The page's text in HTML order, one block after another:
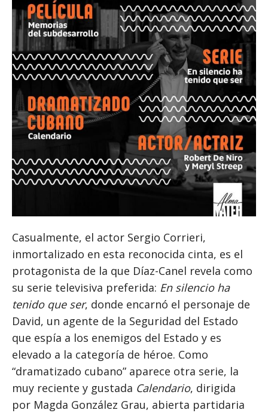
Casualmente, el actor Sergio Corrieri,
inmortalizado en esta reconocida cinta, es el
protagonista de la que Díaz-Canel revela como
su serie televisiva preferida: En silencio ha
tenido que ser, donde encarnó el personaje de
David, un agente de la Seguridad del Estado
que espía a los enemigos del Estado y es
elevado a la categoría de héroe. Como
“dramatizado cubano” aparece otra serie, la
muy reciente y gustada Calendario, dirigida
por Magda González Grau, abierta partidaria